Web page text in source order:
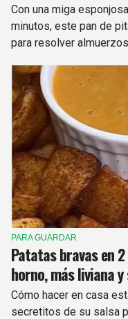
Con una miga
minutos, este pan de
para resolver
PARA GUARDAR
Patatas bravas en
horno, más liviana
Cómo hacer en casa
secretitos de su salsa